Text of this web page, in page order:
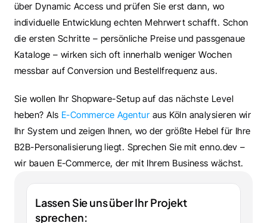
über Dynamic Access und prüfen Sie erst dann, wo
individuelle Entwicklung echten Mehrwert schafft. Schon
die ersten Schritte – persönliche Preise und passgenaue
Kataloge – wirken sich oft innerhalb weniger Wochen
messbar auf Conversion und Bestellfrequenz aus.
Sie wollen Ihr Shopware-Setup auf das nächste Level
heben? Als E-Commerce Agentur aus Köln analysieren wir
Ihr System und zeigen Ihnen, wo der größte Hebel für Ihre
B2B-Personalisierung liegt. Sprechen Sie mit enno.dev –
wir bauen E-Commerce, der mit Ihrem Business wächst.
Lassen Sie uns über Ihr Projekt
sprechen: